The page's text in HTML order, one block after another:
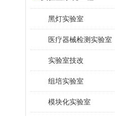
黑灯实验室
医疗器械检测实验室
实验室技改
组培实验室
模块化实验室